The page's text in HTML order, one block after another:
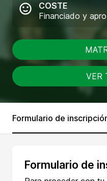
COSTE
Financiado y
VER
Formulario de
Formulario de